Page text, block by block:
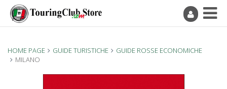
HOME PAGE GUIDE TURISTICHE
GUIDE ROSSE ECONOMICHE
MILANO